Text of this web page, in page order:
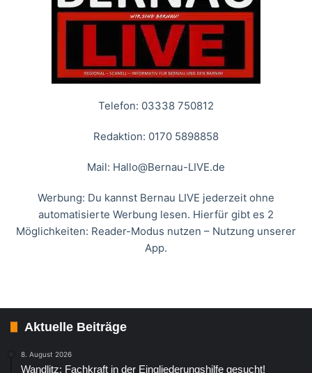
Telefon: 03338 750812
Redaktion: 0170 5898858
Mail: Hallo@Bernau-LIVE.de
Werbung: Du kannst Bernau LIVE jederzeit ohne
automatisierte Werbung lesen. Hierfür gibt es 2
Möglichkeiten: Reader-Modus nutzen – Nutzung unserer
App.
Aktuelle Beiträge
8. August 2026
Wandlitz: Fachkraft in der Eingliederungshilfe gesucht!